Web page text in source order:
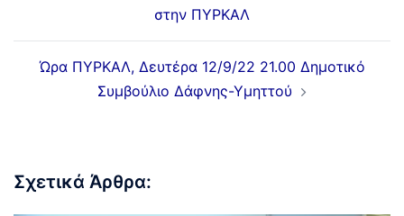
στην ΠΥΡΚΑΛ
Ώρα ΠΥΡΚΑΛ, Δευτέρα 12/9/22 21.00 Δημοτικό
Συμβούλιο Δάφνης-Υμηττού
Σχετικά Άρθρα: